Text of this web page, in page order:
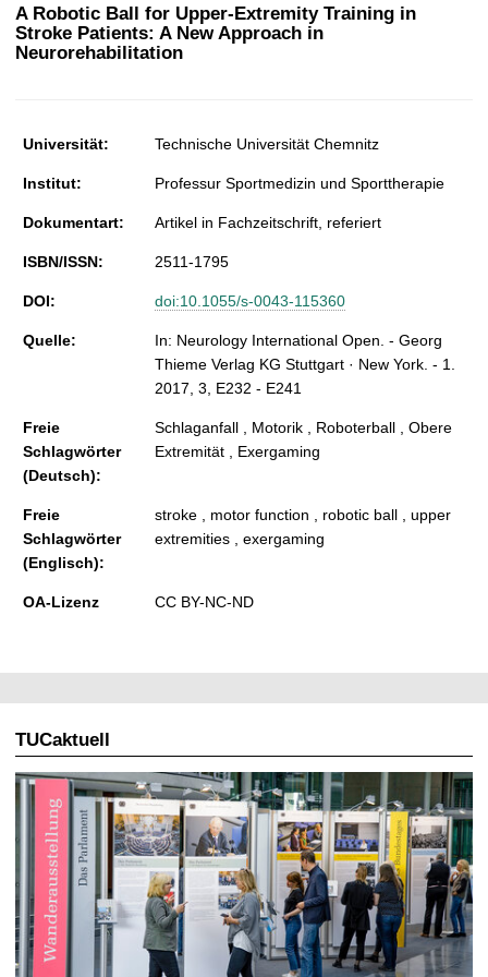
A Robotic Ball for Upper-Extremity Training in
Stroke Patients: A New Approach in
Neurorehabilitation
Universität: Technische Universität Chemnitz
Institut: Professur Sportmedizin und Sporttherapie
Dokumentart: Artikel in Fachzeitschrift, referiert
ISBN/ISSN: 2511-1795
DOI: doi:10.1055/s-0043-115360
Quelle:
In: Neurology International Open. - Georg
Thieme Verlag KG Stuttgart · New York. - 1.
2017, 3, E232 - E241
Freie
Schlagwörter
(Deutsch):
Schlaganfall , Motorik , Roboterball , Obere
Extremität , Exergaming
Freie
Schlagwörter
(Englisch):
stroke , motor function , robotic ball , upper
extremities , exergaming
OA-Lizenz CC BY-NC-ND
TUCaktuell